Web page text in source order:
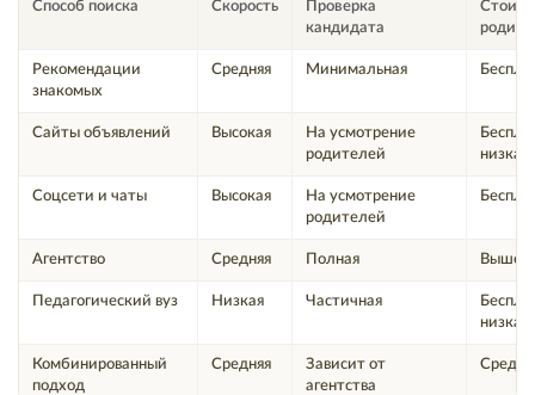
Способ поиска Скорость
Проверка
кандидата
Рекомендации
знакомых
Средняя Минимальная
Сайты объявлений Высокая
На усмотрение
родителей
низкая
Соцсети и чаты Высокая
На усмотрение
родителей
Агентство Средняя Полная Выше
Педагогический вуз Низкая Частичная
низкая
Комбинированный
подход
Средняя
Зависит от
агентства